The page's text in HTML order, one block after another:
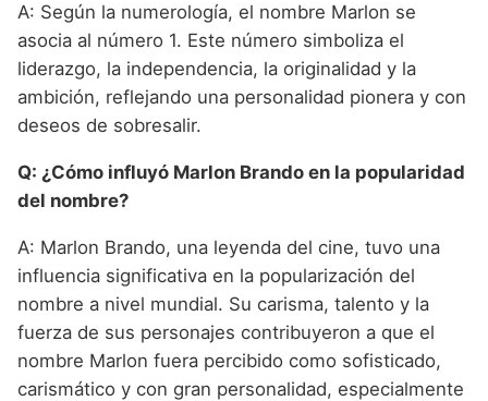
A: Según la numerología, el nombre Marlon se
asocia al número 1. Este número simboliza el
liderazgo, la independencia, la originalidad y la
ambición, reflejando una personalidad pionera y con
deseos de sobresalir.
Q: ¿Cómo influyó Marlon Brando en la popularidad
del nombre?
A: Marlon Brando, una leyenda del cine, tuvo una
influencia significativa en la popularización del
nombre a nivel mundial. Su carisma, talento y la
fuerza de sus personajes contribuyeron a que el
nombre Marlon fuera percibido como sofisticado,
carismático y con gran personalidad, especialmente